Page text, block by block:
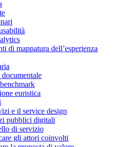
di mappatura dell’esperienza
euristica
e il service design
pubblici digitali
di servizio
gli attori coinvolti